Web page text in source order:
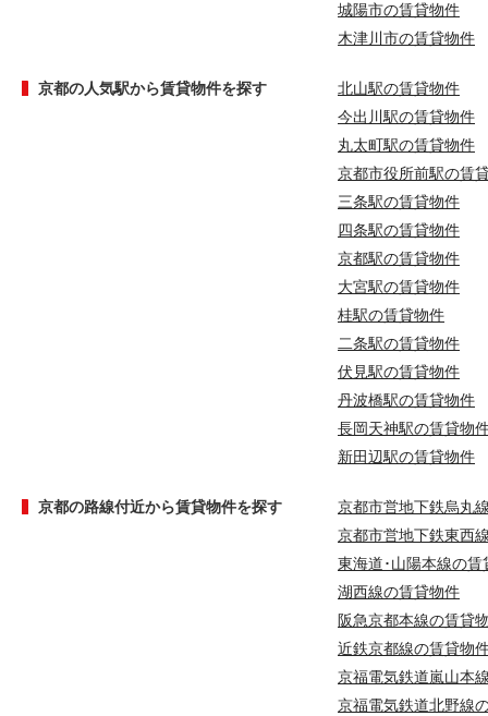
城陽市の賃貸物件
木津川市の賃貸物件
京都の人気駅から賃貸物件を探す
北山駅の賃貸物件
今出川駅の賃貸物件
丸太町駅の賃貸物件
京都市役所前駅の賃
三条駅の賃貸物件
四条駅の賃貸物件
京都駅の賃貸物件
大宮駅の賃貸物件
桂駅の賃貸物件
二条駅の賃貸物件
伏見駅の賃貸物件
丹波橋駅の賃貸物件
長岡天神駅の賃貸物
新田辺駅の賃貸物件
京都の路線付近から賃貸物件を探す
京都市営地下鉄烏丸
京都市営地下鉄東西
東海道･山陽本線の賃
湖西線の賃貸物件
阪急京都本線の賃貸
近鉄京都線の賃貸物
京福電気鉄道嵐山本
京福電気鉄道北野線